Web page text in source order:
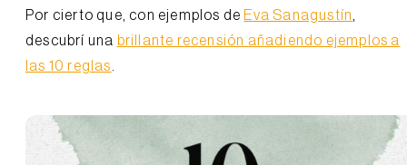
Por cierto que, con ejemplos de Eva Sanagustín,
descubrí una brillante recensión añadiendo ejemplos a
las 10 reglas.